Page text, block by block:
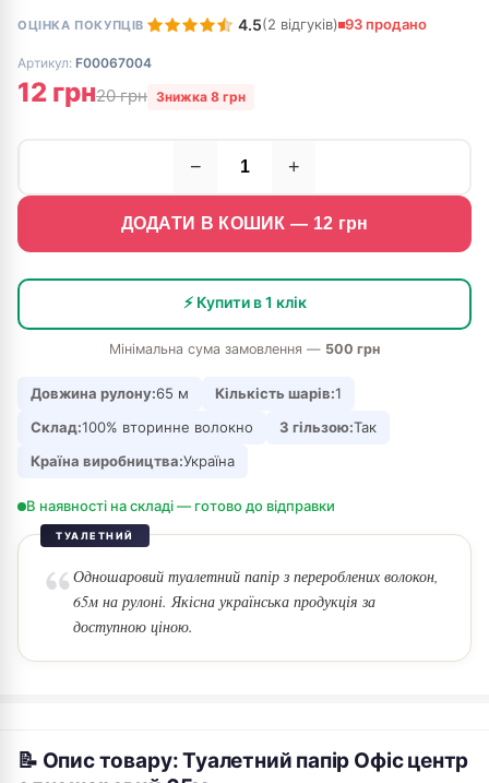
ОЦІНКА ПОКУПЦІВ 4.5(2 відгуків) 93 продано
Артикул: F00067004
12 грн20 грн Знижка 8 грн
− +
ДОДАТИ В КОШИК — 12 грн
⚡ Купити в 1 клік
Мінімальна сума замовлення — 500 грн
Довжина рулону:65 м Кількість шарів:1
Склад:100% вторинне волокно З гільзою:Так
Країна виробництва:Україна
В наявності на складі — готово до відправки
ТУАЛЕТНИЙ
Одношаровий туалетний папір з перероблених волокон,
65м на рулоні. Якісна українська продукція за
доступною ціною.
📝 Опис товару: Туалетний папір Офіс центр